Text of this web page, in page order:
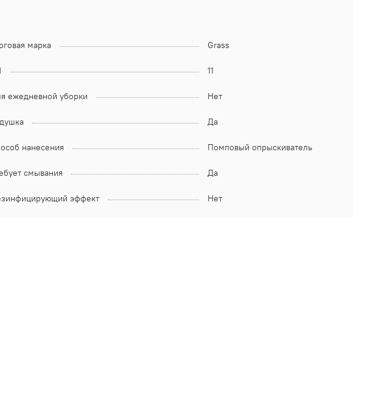
марка Grass
11
ежедневной уборки Нет
Да
нанесения Помповый опрыскиватель
смывания Да
эффект Нет